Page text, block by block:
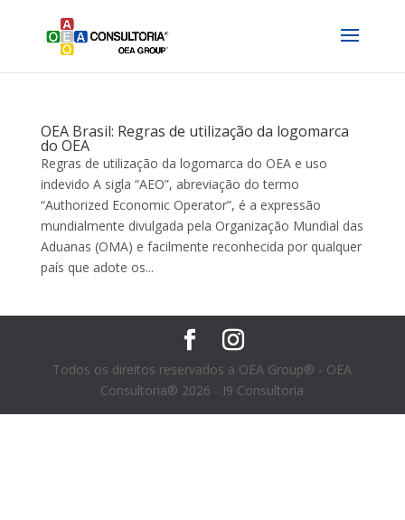
OEA Brasil: Regras de utilização da logomarca
do OEA
Regras de utilização da logomarca do OEA e uso
indevido A sigla “AEO”, abreviação do termo
“Authorized Economic Operator”, é a expressão
mundialmente divulgada pela Organização Mundial das
Aduanas (OMA) e facilmente reconhecida por qualquer
país que adote os...
Todos os direitos reservados a OEA Group® - OEA
Consultoria® 2026 - I9 Consultoria